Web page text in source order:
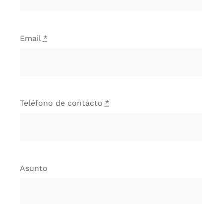
Email *
Teléfono de contacto *
Asunto